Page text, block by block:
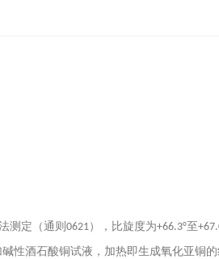
测定（通则0621），比旋度为+66.3°至
性酒石酸铜试液，加热即生成氧化亚铜的